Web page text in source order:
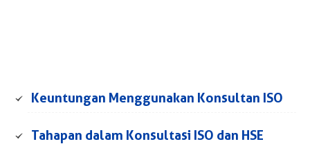
Keuntungan Menggunakan Konsultan ISO
Tahapan dalam Konsultasi ISO dan HSE